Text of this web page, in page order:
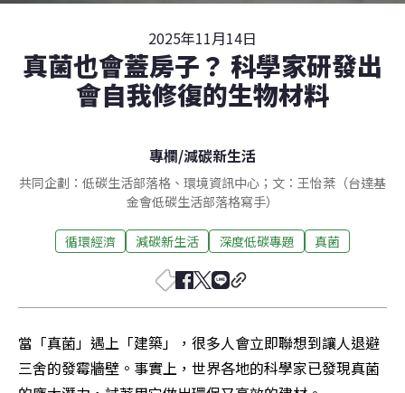
2025年11月14日
真菌也會蓋房子？ 科學家研發出
會自我修復的生物材料
專欄/減碳新生活
共同企劃：低碳生活部落格、環境資訊中心；文：王怡棻（台達基
金會低碳生活部落格寫手）
循環經濟 減碳新生活 深度低碳專題 真菌
當「真菌」遇上「建築」，很多人會立即聯想到讓人退避
三舍的發霉牆壁。事實上，世界各地的科學家已發現真菌